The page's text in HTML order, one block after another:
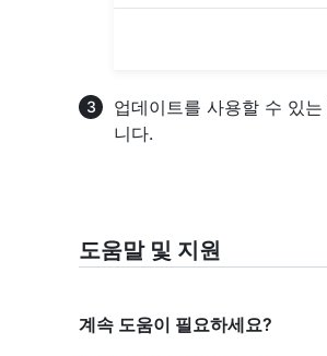
업데이트를 사용할 수 있
니다.
도움말 및 지원
계속 도움이 필요하세요?